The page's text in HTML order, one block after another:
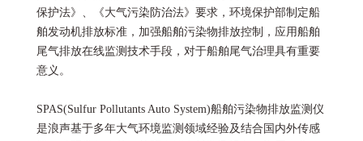
保护法》、《大气污染防治法》要求，环境保护部制定船
舶发动机排放标准，加强船舶污染物排放控制，应用船舶
尾气排放在线监测技术手段，对于船舶尾气治理具有重要
意义。
SPAS(Sulfur Pollutants Auto System)船舶污染物排放监测仪
是浪声基于多年大气环境监测领域经验及结合国内外传感